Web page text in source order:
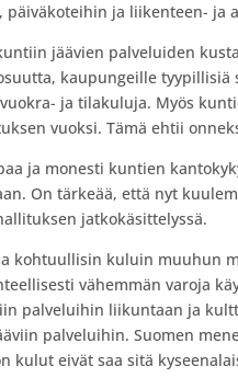
ja liikenteen- ja
jäävien palveluiden
kaupungeille
ja tilakuluja. Myös
vuoksi. Tämä ehtii
ja monesti kuntien
On tärkeää, että nyt
jatkokäsittelyssä.
kohtuullisin kuluin muuhun
vähemmän varoja
palveluihin liikuntaan ja
palveluihin. Suomen
kulut eivät saa sitä